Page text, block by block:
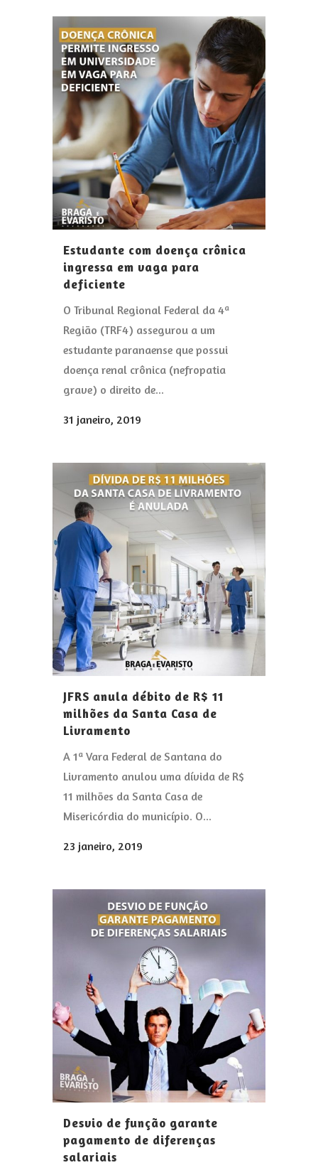
Estudante com doença crônica
ingressa em vaga para
deficiente
O Tribunal Regional Federal da 4ª
Região (TRF4) assegurou a um
estudante paranaense que possui
doença renal crônica (nefropatia
grave) o direito de...
31 janeiro, 2019
JFRS anula débito de R$ 11
milhões da Santa Casa de
Livramento
A 1ª Vara Federal de Santana do
Livramento anulou uma dívida de R$
11 milhões da Santa Casa de
Misericórdia do município. O...
23 janeiro, 2019
Desvio de função garante
pagamento de diferenças
salariais